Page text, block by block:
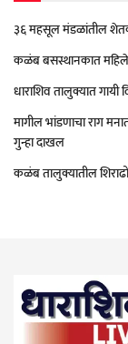
३६ महसूल मंडळांतील
कळंब बसस्थानकात
धाराशिव तालुक्यात
मागील भांडणाचा राग
गुन्हा दाखल
कळंब तालुक्यातील